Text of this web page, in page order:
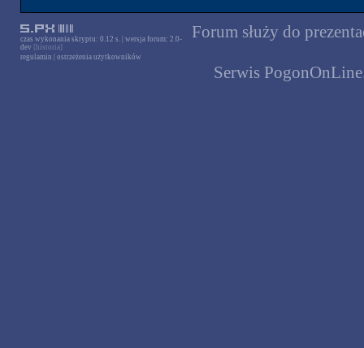
czas wykonania skryptu: 0.12 s. | wersja forum: 2.0-
dev [historia]
regulamin
ostrzeżenia użytkowników
Forum służy do
Serwis